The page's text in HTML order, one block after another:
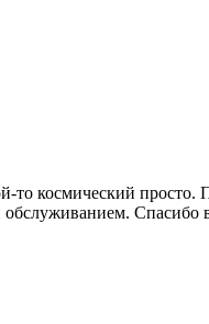
космический просто.
обслуживанием.